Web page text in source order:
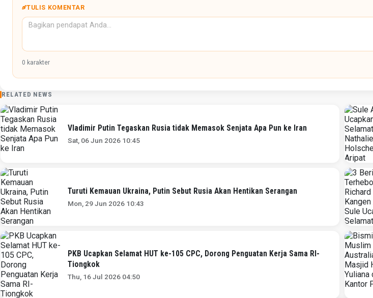
TULIS KOMENTAR
0 karakter
RELATED NEWS
Vladimir Putin Tegaskan Rusia tidak Memasok Senjata Apa Pun ke Iran
Sat, 06 Jun 2026 10:45
Turuti Kemauan Ukraina, Putin Sebut Rusia Akan Hentikan Serangan
Mon, 29 Jun 2026 10:43
PKB Ucapkan Selamat HUT ke-105 CPC, Dorong Penguatan Kerja Sama RI-
Tiongkok
Thu, 16 Jul 2026 04:50